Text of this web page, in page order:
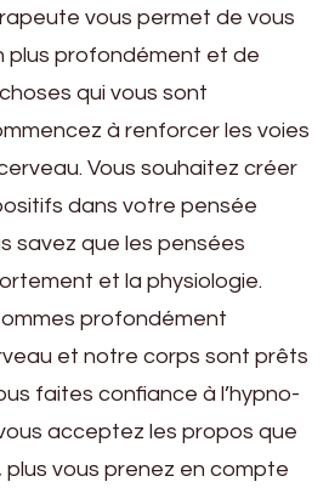
vous permet de vous
plus profondément et de
qui vous sont
à renforcer les voies
Vous souhaitez créer
dans votre pensée
savez que les pensées
et la physiologie.
profondément
et notre corps sont prêts
faites confiance à l’hypno-
acceptez les propos que
vous prenez en compte